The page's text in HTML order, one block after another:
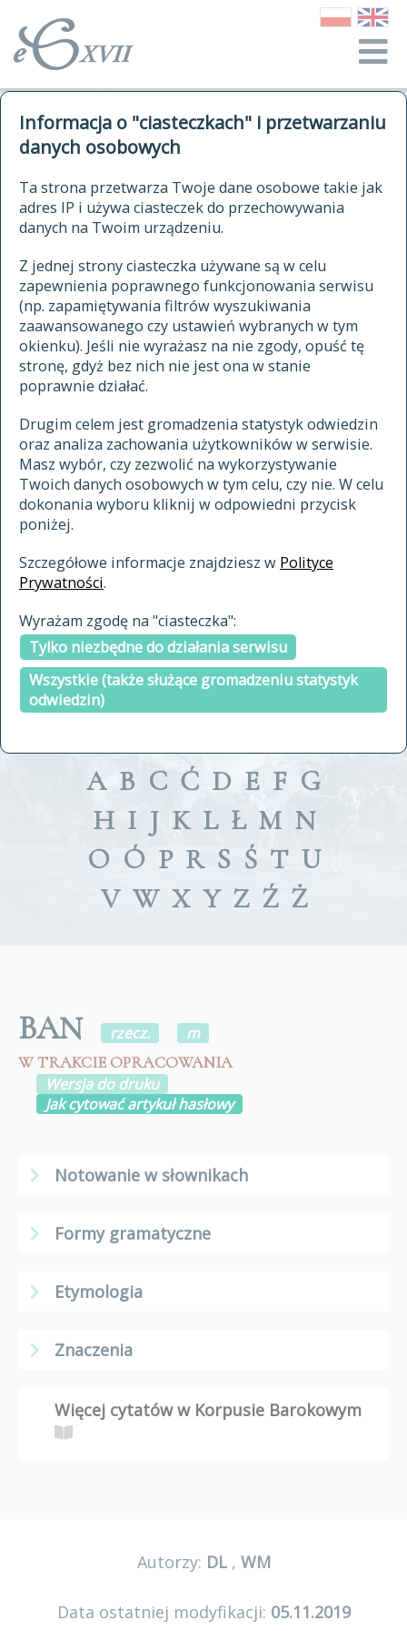
Informacja o "ciasteczkach" i przetwarzaniu
danych osobowych
Ta strona przetwarza Twoje dane osobowe takie jak
adres IP i używa ciasteczek do przechowywania
danych na Twoim urządzeniu.
Z jednej strony ciasteczka używane są w celu
zapewnienia poprawnego funkcjonowania serwisu
(np. zapamiętywania filtrów wyszukiwania
zaawansowanego czy ustawień wybranych w tym
okienku). Jeśli nie wyrażasz na nie zgody, opuść tę
stronę, gdyż bez nich nie jest ona w stanie
poprawnie działać.
Drugim celem jest gromadzenia statystyk odwiedzin
oraz analiza zachowania użytkowników w serwisie.
Masz wybór, czy zezwolić na wykorzystywanie
Twoich danych osobowych w tym celu, czy nie. W celu
dokonania wyboru kliknij w odpowiedni przycisk
poniżej.
Szczegółowe informacje znajdziesz w Polityce
Prywatności.
Wyrażam zgodę na "ciasteczka":
Tylko niezbędne do działania serwisu
Wszystkie (także służące gromadzeniu statystyk
odwiedzin)
autorzy Słownika
historia
publikacje
źródła
autorzy tekstów źródłowych
zasady opracowania
statystyki
najnowsze hasła
ostatnio zmodyfikowane hasła
materiały archiwalne
cytowanie
kontakt
kwerendy
jak cytować Słownik
ELEKTRONICZNY SŁOWNIK
JĘZYKA POLSKIEGO
XVII I XVIII WIEKU
znajdź hasła
zaczynające się od
indeksie
a fronte
a tergo
A B C Ć D E F G
H I J K L Ł M N
O Ó P R S Ś T U
V W X Y Z Ź Ż
BAN rzecz.
m
W TRAKCIE OPRACOWANIA
Wersja do druku
Jak cytować artykuł hasłowy
Notowanie w słownikach
Formy gramatyczne
Etymologia
Znaczenia
Więcej cytatów w Korpusie Barokowym
Autorzy: DL, WM
Data ostatniej modyfikacji: 05.11.2019